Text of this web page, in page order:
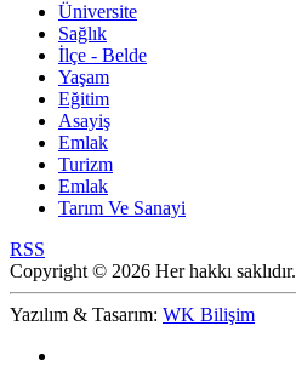
Üniversite
Sağlık
İlçe - Belde
Yaşam
Eğitim
Asayiş
Emlak
Turizm
Emlak
Tarım Ve Sanayi
RSS
Copyright © 2026 Her hakkı saklıdır.
Yazılım & Tasarım: WK Bilişim